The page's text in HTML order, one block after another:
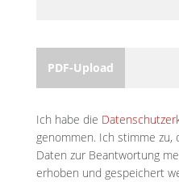
PDF-Upload
Ich habe die
genommen. Ich stimme zu,
Daten zur Beantwortung
erhoben und gespeichert